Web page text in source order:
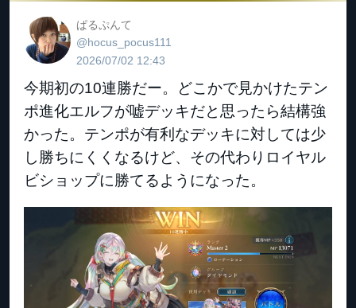
ぱるぷんて
@hocus_pocus111
2026/07/02 12:43
今期初の10連勝だー。どこかで見かけたテン
ポ進化エルフが嘘デッキだと思ったら結構強
かった。テンポが有利なデッキに対しては少
し勝ちにくくなるけど、その代わりロイヤル
ビショップに勝てるようになった。